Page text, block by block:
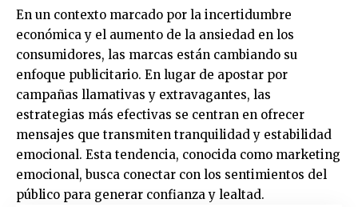
En un contexto marcado por la incertidumbre
económica y el aumento de la ansiedad en los
consumidores, las marcas están cambiando su
enfoque publicitario. En lugar de apostar por
campañas llamativas y extravagantes, las
estrategias más efectivas se centran en ofrecer
mensajes que transmiten tranquilidad y estabilidad
emocional. Esta tendencia, conocida como marketing
emocional, busca conectar con los sentimientos del
público para generar confianza y lealtad.